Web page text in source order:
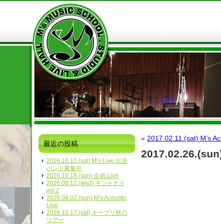
最近の投稿
2026.10.10.(sat) M’s Live 出演
バンド募集中
2026.10.18.(sun) 企画 Live
2026.08.12.(wed) ギシャナイ
vol.2
2026.08.02.(sun) M’s Acoustic
Live
2026.10.17.(sat) キープリ秋の
ツアー
« 2017.02.11.(sat) M’s